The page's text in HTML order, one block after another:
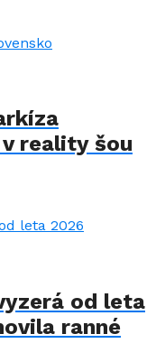
reality šou
od leta
ranné